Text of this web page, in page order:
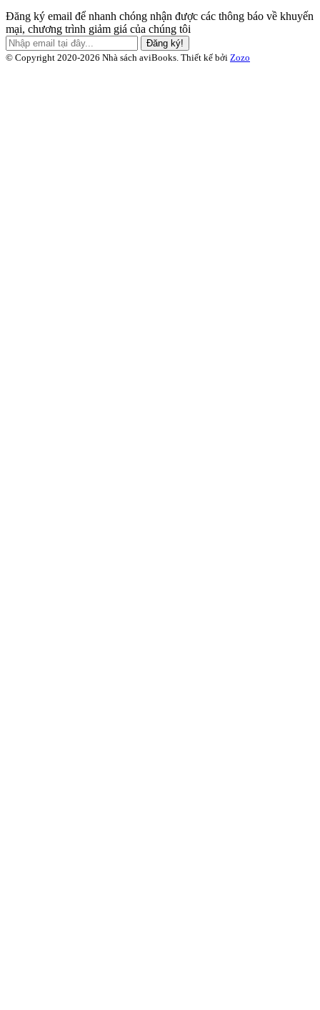
Đăng ký email để nhanh chóng nhận được các thông báo về khuyến
mại, chương trình giảm giá của chúng tôi
Đăng ký!
© Copyright 2020-2026 Nhà sách aviBooks. Thiết kế bởi Zozo